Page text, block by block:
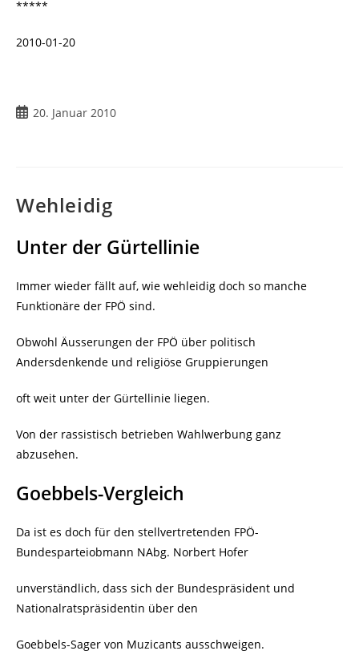
*****
2010-01-20
Beitrag20. Januar 2010
Wehleidig
Unter der Gürtellinie
Immer wieder fällt auf, wie wehleidig doch so manche
Funktionäre der FPÖ sind.
Obwohl Äusserungen der FPÖ über politisch
Andersdenkende und religiöse Gruppierungen
oft weit unter der Gürtellinie liegen.
Von der rassistisch betrieben Wahlwerbung ganz
abzusehen.
Goebbels-Vergleich
Da ist es doch für den stellvertretenden FPÖ-
Bundesparteiobmann NAbg. Norbert Hofer
unverständlich, dass sich der Bundespräsident und
Nationalratspräsidentin über den
Goebbels-Sager von Muzicants ausschweigen.